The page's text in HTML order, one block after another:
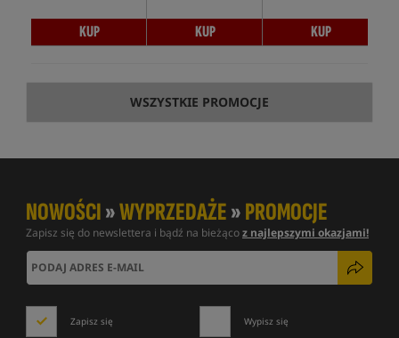
KUP KUP KUP
WSZYSTKIE PROMOCJE
NOWOŚCI»WYPRZEDAŻE»PROMOCJE
Zapisz się do newslettera i bądź na bieżącoz najlepszymi okazjami!
Zapisz się Wypisz się